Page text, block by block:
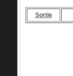
Sortie